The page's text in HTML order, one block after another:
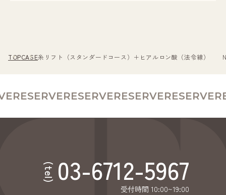
TOPCASE糸リフト（スタンダードコース）＋ヒアルロン酸（法令線）
RESERVERESERVERESERVERESERVE
(tel) 03-6712-5967
受付時間 10:00~19:00